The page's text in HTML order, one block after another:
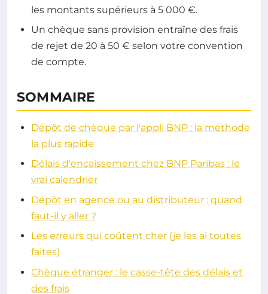
les montants supérieurs à 5 000 €.
Un chèque sans provision entraîne des frais
de rejet de 20 à 50 € selon votre convention
de compte.
SOMMAIRE
Dépôt de chèque par l'appli BNP : la méthode
la plus rapide
Délais d'encaissement chez BNP Paribas : le
vrai calendrier
Dépôt en agence ou au distributeur : quand
faut-il y aller ?
Les erreurs qui coûtent cher (je les ai toutes
faites)
Chèque étranger : le casse-tête des délais et
des frais